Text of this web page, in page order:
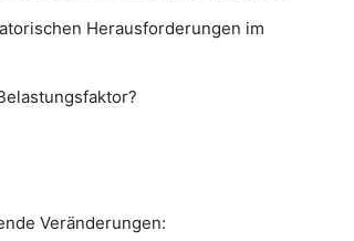
Herausforderungen im
Veränderungen: